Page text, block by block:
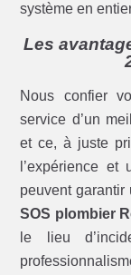
système en
Les
Nous confier
service d’un
et ce, à juste
l’expérience
peuvent garantir
SOS plombier
le lieu